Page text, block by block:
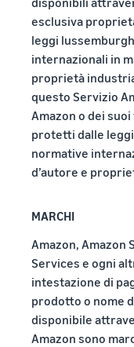
esclusiva
leggi
internazionali in
proprietà
questo Servizio
Amazon o dei
protetti dalle
normative
d’autore e
MARCHI
Amazon, Amazon
Services e ogni
intestazione di
prodotto o nome
disponibile
Amazon sono